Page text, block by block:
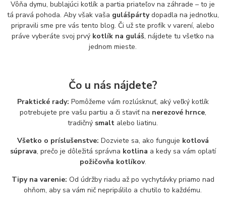
Vôňa dymu, bublajúci kotlík a partia priateľov na záhrade – to je
tá pravá pohoda. Aby však vaša gulášpártydopadla na jednotku,
pripravili sme pre vás tento blog. Či už ste profík v varení, alebo
práve vyberáte svoj prvý kotlík na guláš, nájdete tu všetko na
jednom mieste.
Čo u nás nájdete?
Praktické rady: Pomôžeme vám rozlúsknuť, aký veľký kotlík
potrebujete pre vašu partiu a či staviť na nerezové hrnce,
tradičný smalt alebo liatinu.
Všetko o príslušenstve: Dozviete sa, ako funguje kotlová
súprava, prečo je dôležitá správna kotlina a kedy sa vám oplatí
požičovňa kotlíkov.
Tipy na varenie: Od údržby riadu až po vychytávky priamo nad
ohňom, aby sa vám nič nepripálilo a chutilo to každému.